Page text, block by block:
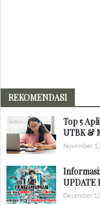
REKOMENDASI
Top 5
UTBK &
November
UPDATE
December